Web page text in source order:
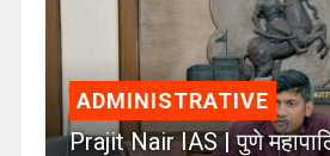
ADMINISTRATIVE
Prajit Nair IAS | पुणे